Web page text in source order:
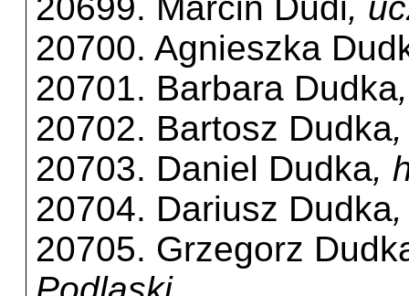
20700. Agnieszka
20701. Barbara Dudka
20702. Bartosz Dudka
20703. Daniel Dudka,
20704. Dariusz Dudka
20705. Grzegorz